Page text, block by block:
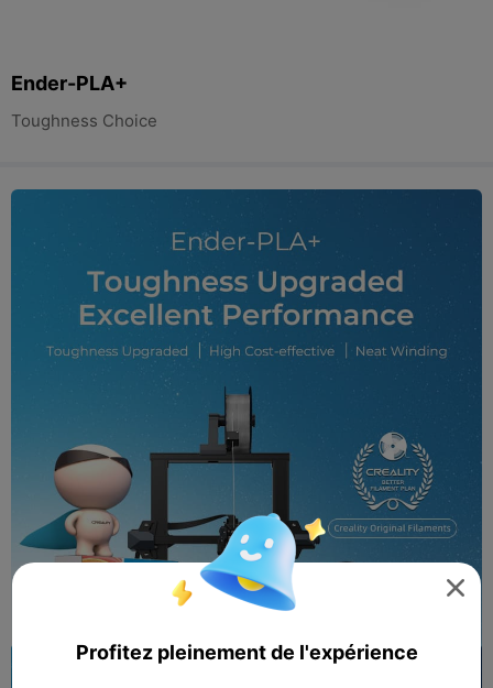
Ender-PLA+
Toughness Choice

Profitez pleinement de l'expérience